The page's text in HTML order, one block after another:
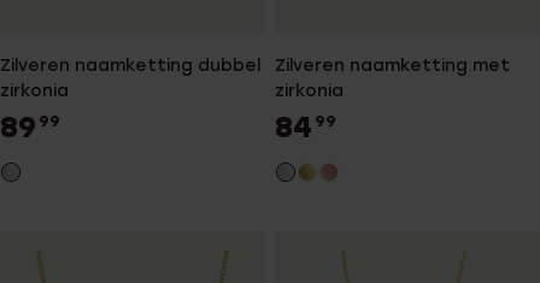
Zilveren naamketting dubbel
zirkonia
89 99
Zilveren naamketting met
zirkonia
84 99